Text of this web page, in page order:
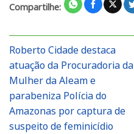
Compartilhe:
Roberto Cidade destaca
atuação da Procuradoria da
Mulher da Aleam e
parabeniza Polícia do
Amazonas por captura de
suspeito de feminicídio